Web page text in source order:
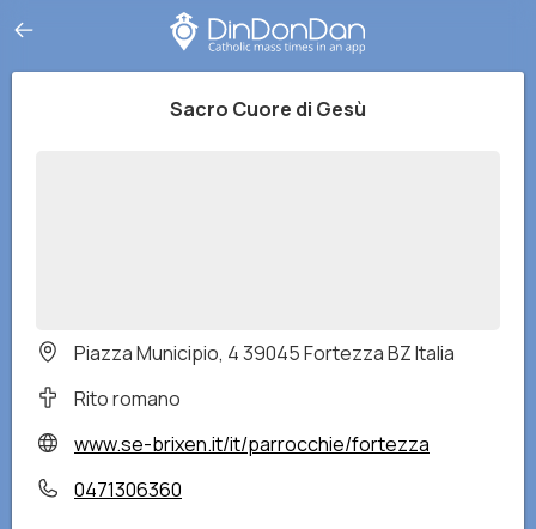
Sacro Cuore di Gesù
Piazza Municipio, 4 39045 Fortezza BZ Italia
Rito romano
www.se-brixen.it/it/parrocchie/fortezza
0471306360